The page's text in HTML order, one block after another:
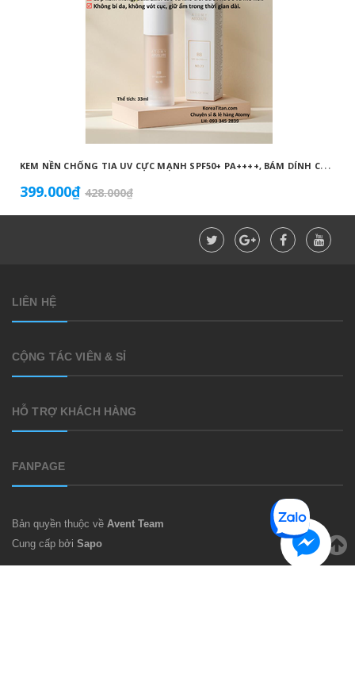
K
EM NỀN CHỐNG TIA UV CỰC MẠNH SPF50+ PA++++, BÁM DÍNH CAO, KHÔNG VÓN CỤC, DƯỠNG ẨM VÀ DƯỠNG TRẮNG DA HOÀN HẢO NO.23 (MÀU BEIGE) - ATOMY BB ABSOLUTE 23 - 애터미 앱솔루트 BB - АТОМИ АБСОЛЮТ BB №23
399.000₫ 428.000₫
LIÊN HỆ
CỘNG TÁC VIÊN & SỈ
HỖ TRỢ KHÁCH HÀNG
FANPAGE
Bản quyền thuộc về Avent Team
Cung cấp bởi Sapo